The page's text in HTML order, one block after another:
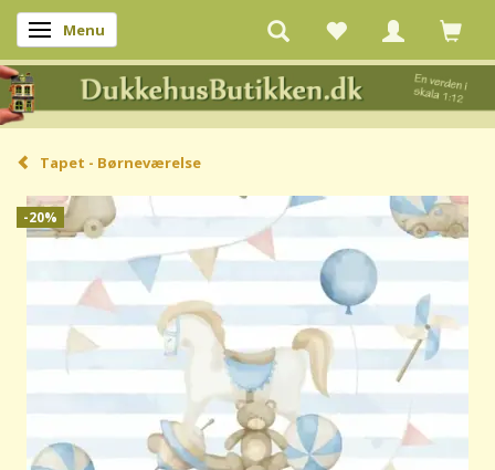
Skifte navigation
Menu
Tapet - Børneværelse
-20%